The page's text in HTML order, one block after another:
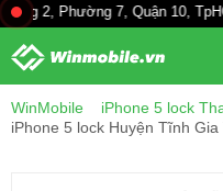
7, Quận 10, TpHCM - 512
WinMobile
iPhone 5 lock
iPhone 5 lock Huyện Tĩnh